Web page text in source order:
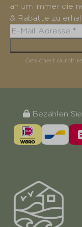
an um immer die
& Rabatte zu
Gesichert durch
Bezahlen